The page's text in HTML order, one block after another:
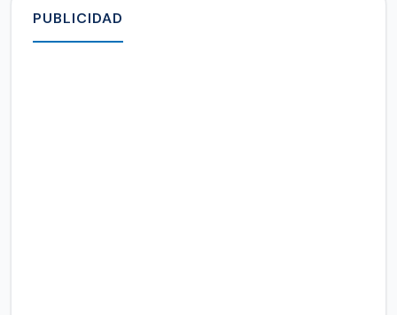
PUBLICIDAD